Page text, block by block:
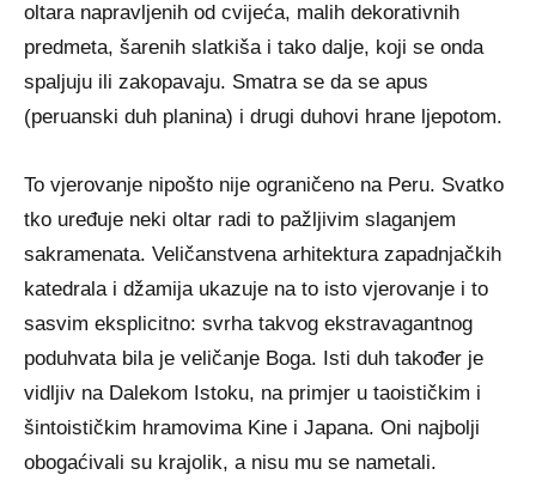
oltara napravljenih od cvijeća, malih dekorativnih
predmeta, šarenih slatkiša i tako dalje, koji se onda
spaljuju ili zakopavaju. Smatra se da se apus
(peruanski duh planina) i drugi duhovi hrane ljepotom.
To vjerovanje nipošto nije ograničeno na Peru. Svatko
tko uređuje neki oltar radi to pažljivim slaganjem
sakramenata. Veličanstvena arhitektura zapadnjačkih
katedrala i džamija ukazuje na to isto vjerovanje i to
sasvim eksplicitno: svrha takvog ekstravagantnog
poduhvata bila je veličanje Boga. Isti duh također je
vidljiv na Dalekom Istoku, na primjer u taoističkim i
šintoističkim hramovima Kine i Japana. Oni najbolji
obogaćivali su krajolik, a nisu mu se nametali.